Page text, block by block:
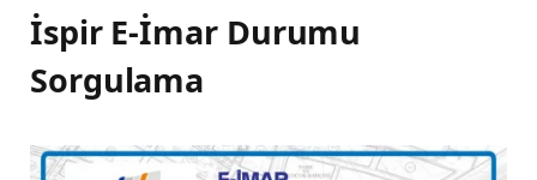
İspir E-İmar Durumu
Sorgulama